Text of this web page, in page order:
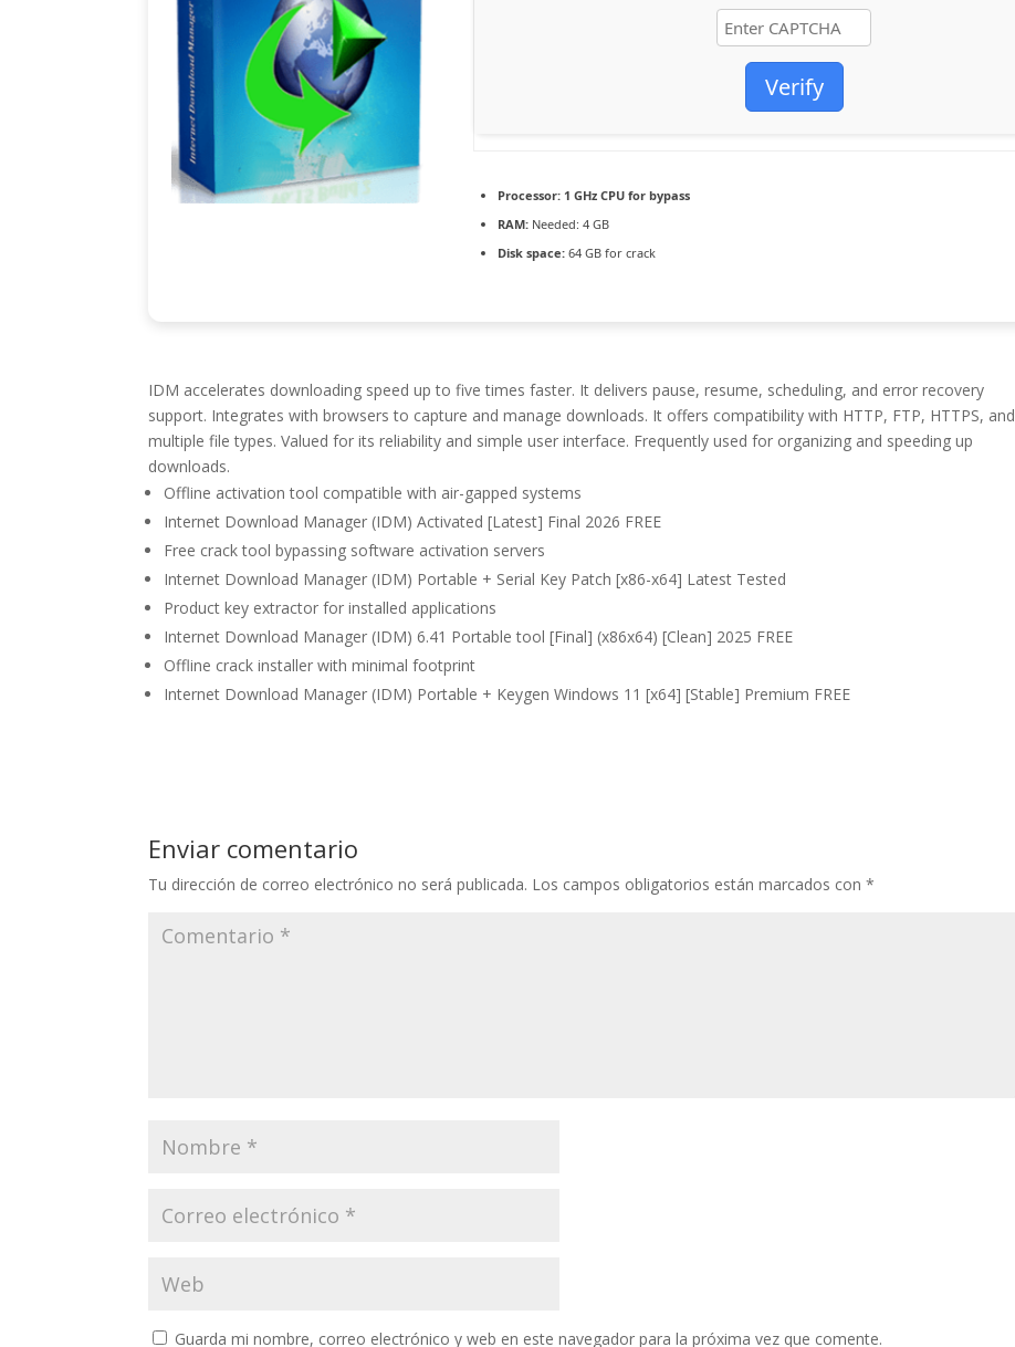
Verify
Processor: 1 GHz CPU for bypass
RAM: Needed: 4 GB
Disk space: 64 GB for crack
IDM accelerates downloading speed up to five times faster. It delivers pause, resume, scheduling, and error recovery
support. Integrates with browsers to capture and manage downloads. It offers compatibility with HTTP, FTP, HTTPS, and
multiple file types. Valued for its reliability and simple user interface. Frequently used for organizing and speeding up
downloads.
Offline activation tool compatible with air-gapped systems
Internet Download Manager (IDM) Activated [Latest] Final 2026 FREE
Free crack tool bypassing software activation servers
Internet Download Manager (IDM) Portable + Serial Key Patch [x86-x64] Latest Tested
Product key extractor for installed applications
Internet Download Manager (IDM) 6.41 Portable tool [Final] (x86x64) [Clean] 2025 FREE
Offline crack installer with minimal footprint
Internet Download Manager (IDM) Portable + Keygen Windows 11 [x64] [Stable] Premium FREE
Enviar comentario
Tu dirección de correo electrónico no será publicada. Los campos obligatorios están marcados con*
Guarda mi nombre, correo electrónico y web en este navegador para la próxima vez que comente.